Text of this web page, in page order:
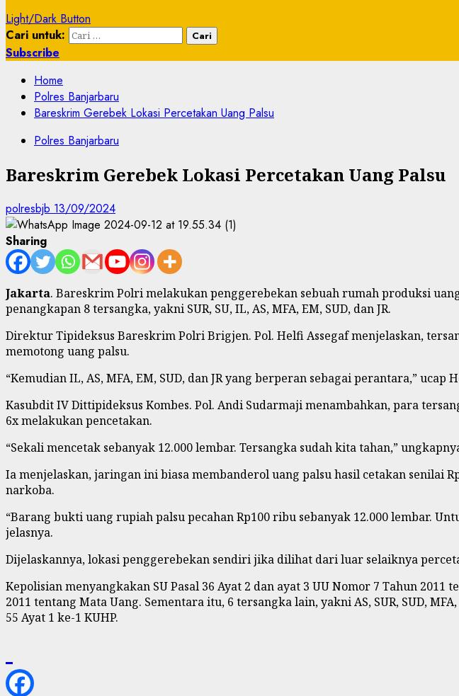
Light/Dark Button
Cari untuk:
Subscribe
Home
Polres Banjarbaru
Bareskrim Gerebek Lokasi Percetakan Uang Palsu
Polres Banjarbaru
Bareskrim Gerebek Lokasi Percetakan Uang Palsu
polresbjb 13/09/2024
Sharing
Jakarta. Bareskrim Polri melakukan penggerebekan sebuah rumah produksi
penangkapan 8 tersangka, yakni SUR, SU, IL, AS, MFA, EM, SUD, dan JR.
Direktur Tipideksus Bareskrim Polri Brigjen. Pol. Helfi Assegaf menjelaskan,
memotong uang palsu.
“Kemudian IL, AS, MFA, EM, SUD, dan JR yang berperan sebagai perantara,”
Kasubdit IV Dittipideksus Kombes. Pol. Andi Sudarmaji menambahkan, para
6x melakukan pencetakan.
“Sekali mencetak sebanyak 12.000 lembar. Tersangka sudah kita tahan,”
Ia menjelaskan, jaringan ini biasa membanderol uang palsu hasil cetakan senilai
narkoba.
“Barang bukti uang rupiah palsu pecahan Rp100 ribu sebanyak 12.000 lembar.
jelasnya.
Dijelaskannya, lokasi penggerebekan sendiri jika dilihat dari luar selaiknya
Kepolisian menyangkakan SU Pasal 36 Ayat 2 dan ayat 3 UU Nomor 7 Tahun
2011 tentang Mata Uang. Sementara itu, 6 tersangka lain, yakni AS, SUR, SUD,
55 Ayat 1 ke-1 KUHP.